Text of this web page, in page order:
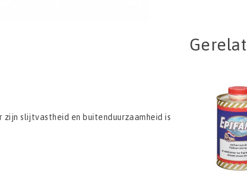
slijtvastheid en buitenduurzaamheid is